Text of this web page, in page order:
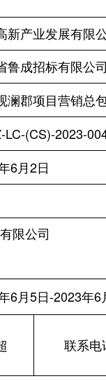
新产业发展有限
鲁成招标有限公
澜郡项目营销总
LC-(CS)-2023-
6月2日
限公司
6月5日-2023年6
联系电